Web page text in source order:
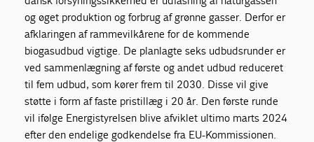
og øget produktion og forbrug af grønne gasser. Derfor er
afklaringen af rammevilkårene for de kommende
biogasudbud vigtige. De planlagte seks udbudsrunder er
ved sammenlægning af første og andet udbud reduceret
til fem udbud, som kører frem til 2030. Disse vil give
støtte i form af faste pristillæg i 20 år. Den første runde
vil ifølge Energistyrelsen blive afviklet ultimo marts 2024
efter den endelige godkendelse fra EU-Kommissionen.